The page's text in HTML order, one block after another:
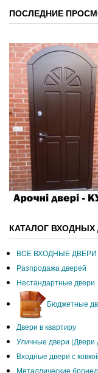
ПОСЛЕДНИЕ
КАТАЛОГ ВХОДНЫХ
ВCЕ ВХОДНЫЕ ДВЕРИ
Разпродажа дверей
Нестандартные двери
Бюджетные
Двери в квартиру
Уличные двери (Двери
Входные двери с
Металлические